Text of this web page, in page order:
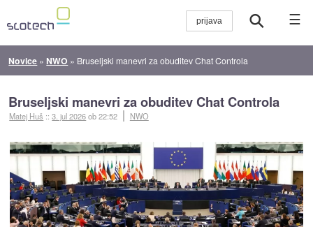
☰
Novice » NWO » Bruseljski manevri za obuditev Chat Controla
Bruseljski manevri za obuditev Chat Controla
Matej Huš ::3. jul 2026ob 22:52 NWO